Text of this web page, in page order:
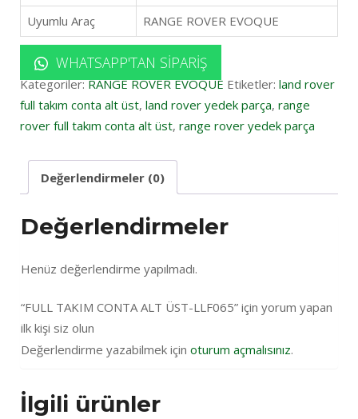
Uyumlu Araç
RANGE ROVER EVOQUE
WHATSAPP'TAN SIPARIŞ
Kategoriler:RANGE ROVER EVOQUE Etiketler: land rover
full takım conta alt üst, land rover yedek parça, range
rover full takım conta alt üst, range rover yedek parça
Değerlendirmeler (0)
Değerlendirmeler
Henüz değerlendirme yapılmadı.
“FULL TAKIM CONTA ALT ÜST-LLF065” için yorum yapan
ilk kişi siz olun
Değerlendirme yazabilmek için oturum açmalısınız.
İlgili ürünler